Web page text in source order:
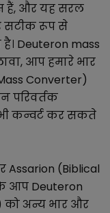
हैं, और यह सरल
सटीक रूप से
Deuteron mass
आप हमारे भार
Converter)
परिवर्तक
कन्वर्ट कर सकते
Assarion (Biblical
आप Deuteron
को अन्य भार और